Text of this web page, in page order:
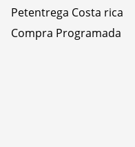
Petentrega Costa rica
Compra Programada